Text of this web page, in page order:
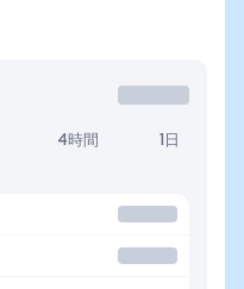
4時間 1日